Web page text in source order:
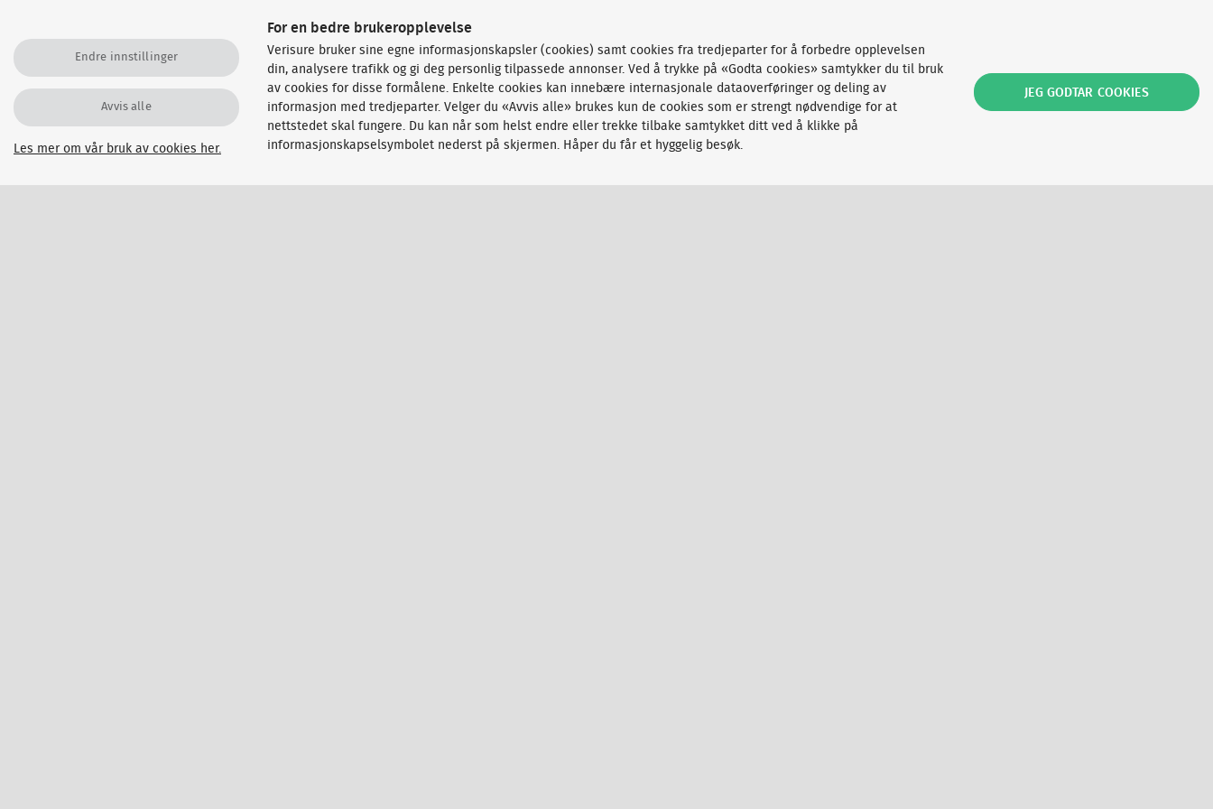
For en bedre brukeropplevelse
Verisure bruker sine egne informasjonskapsler (cookies) samt cookies fra tredjeparter for å forbedre opplevelsen
din, analysere trafikk og gi deg personlig tilpassede annonser. Ved å trykke på «Godta cookies» samtykker du til bruk
av cookies for disse formålene. Enkelte cookies kan innebære internasjonale dataoverføringer og deling av
informasjon med tredjeparter. Velger du «Avvis alle» brukes kun de cookies som er strengt nødvendige for at
nettstedet skal fungere. Du kan når som helst endre eller trekke tilbake samtykket ditt ved å klikke på
informasjonskapselsymbolet nederst på skjermen. Håper du får et hyggelig besøk.
Les mer om vår bruk av cookies her.
Endre innstillinger
Avvis alle
JEG GODTAR COOKIES